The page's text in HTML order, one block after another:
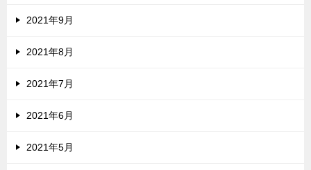
2021年9月
2021年8月
2021年7月
2021年6月
2021年5月